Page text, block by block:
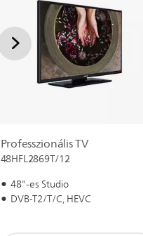
Professzionális TV
48HFL2869T/12
48"-es Studio
DVB-T2/T/C, HEVC